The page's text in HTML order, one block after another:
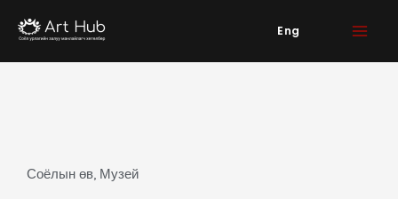
content
Eng
Соёлын өв, Музей